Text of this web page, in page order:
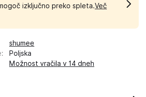
izključno preko spleta.Več
shumee
:
Poljska
Možnost vračila v 14 dneh